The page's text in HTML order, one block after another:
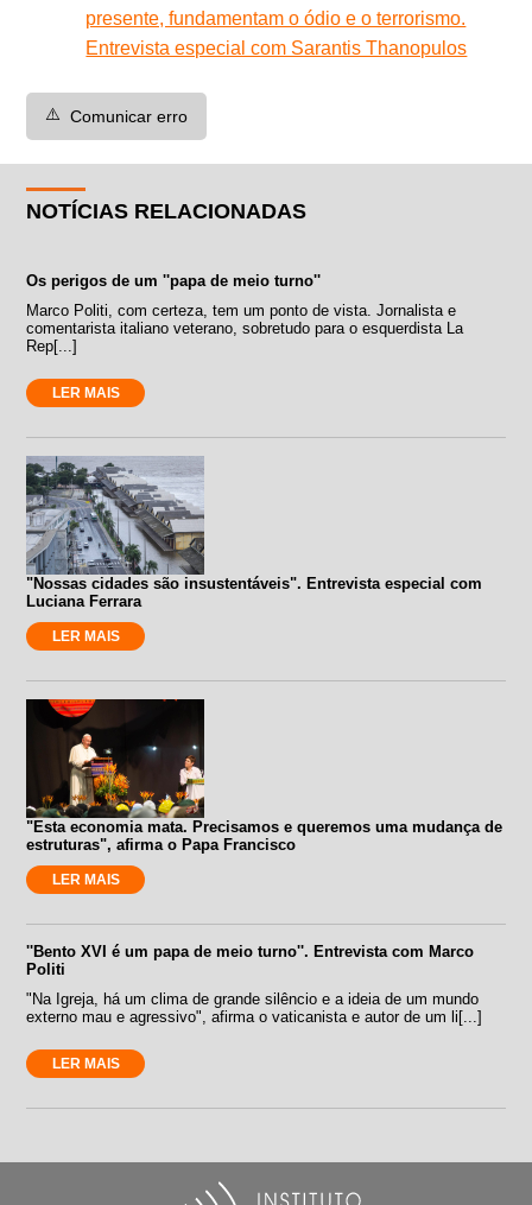
presente, fundamentam o ódio e o terrorismo.
Entrevista especial com Sarantis Thanopulos
⚠️ Comunicar erro
NOTÍCIAS RELACIONADAS
Os perigos de um ''papa de meio turno''
Marco Politi, com certeza, tem um ponto de vista. Jornalista e
comentarista italiano veterano, sobretudo para o esquerdista La
Rep[...]
LER MAIS
"Nossas cidades são insustentáveis". Entrevista especial com
Luciana Ferrara
LER MAIS
"Esta economia mata. Precisamos e queremos uma mudança de
estruturas", afirma o Papa Francisco
LER MAIS
''Bento XVI é um papa de meio turno''. Entrevista com Marco
Politi
"Na Igreja, há um clima de grande silêncio e a ideia de um mundo
externo mau e agressivo", afirma o vaticanista e autor de um li[...]
LER MAIS